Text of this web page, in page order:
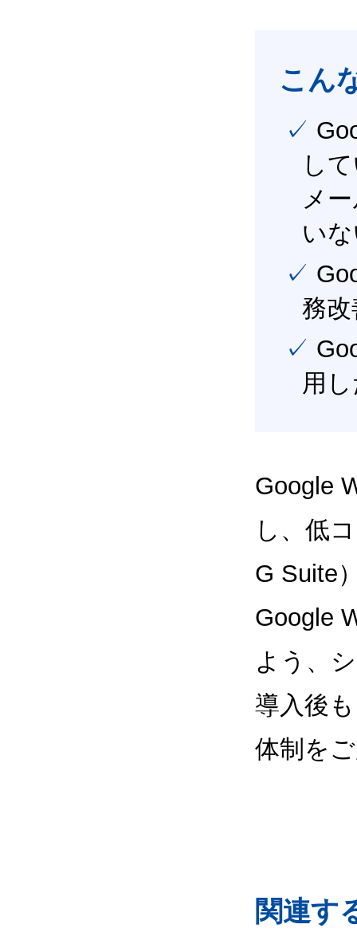
こん
✓ Google Workspace（旧G Suite） を社内で導入
し
メ
い
✓ Google Workspace（旧G Suite） を活用し、業
務
✓ Google Workspace（旧G Suite） を最大限に活
用
Google
し、低
G Suite
Google
よう、
導入後
体制を
関連す